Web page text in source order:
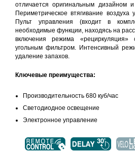
отличается оригинальным дизайном
Периметрическое втягивание
Пульт управления (входит в
необходимые функции, находясь на
включения режима «рециркуляция»
угольным фильтром. Интенсивный
удаление запахов.
Ключевые преимущества:
Производительность 680 куб/час
Светодиодное освещение
Электронное управление